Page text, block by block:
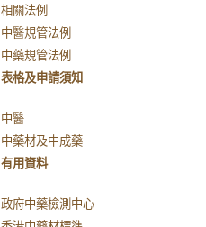
相關法例
中醫規管法例
中藥規管法例
表格及申請須知
中醫
中藥材及中成藥
有用資料
政府中藥檢測中心